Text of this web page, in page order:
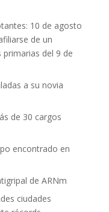
10 de agosto
de un
del 9 de
a su novia
de 30 cargos
encontrado en
de ARNm
ciudades